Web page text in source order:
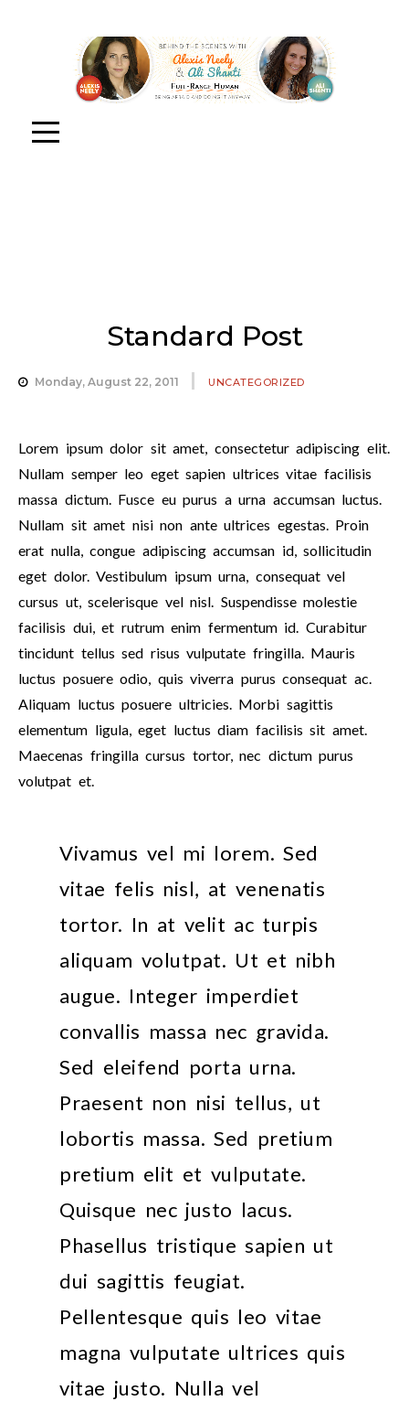
Standard Post
Monday, August 22, 2011 UNCATEGORIZED
Lorem ipsum dolor sit amet, consectetur adipiscing elit.
Nullam semper leo eget sapien ultrices vitae facilisis
massa dictum. Fusce eu purus a urna accumsan luctus.
Nullam sit amet nisi non ante ultrices egestas. Proin
erat nulla, congue adipiscing accumsan id, sollicitudin
eget dolor. Vestibulum ipsum urna, consequat vel
cursus ut, scelerisque vel nisl. Suspendisse molestie
facilisis dui, et rutrum enim fermentum id. Curabitur
tincidunt tellus sed risus vulputate fringilla. Mauris
luctus posuere odio, quis viverra purus consequat ac.
Aliquam luctus posuere ultricies. Morbi sagittis
elementum ligula, eget luctus diam facilisis sit amet.
Maecenas fringilla cursus tortor, nec dictum purus
volutpat et.
Vivamus vel mi lorem. Sed
vitae felis nisl, at venenatis
tortor. In at velit ac turpis
aliquam volutpat. Ut et nibh
augue. Integer imperdiet
convallis massa nec gravida.
Sed eleifend porta urna.
Praesent non nisi tellus, ut
lobortis massa. Sed pretium
pretium elit et vulputate.
Quisque nec justo lacus.
Phasellus tristique sapien ut
dui sagittis feugiat.
Pellentesque quis leo vitae
magna vulputate ultrices quis
vitae justo. Nulla vel